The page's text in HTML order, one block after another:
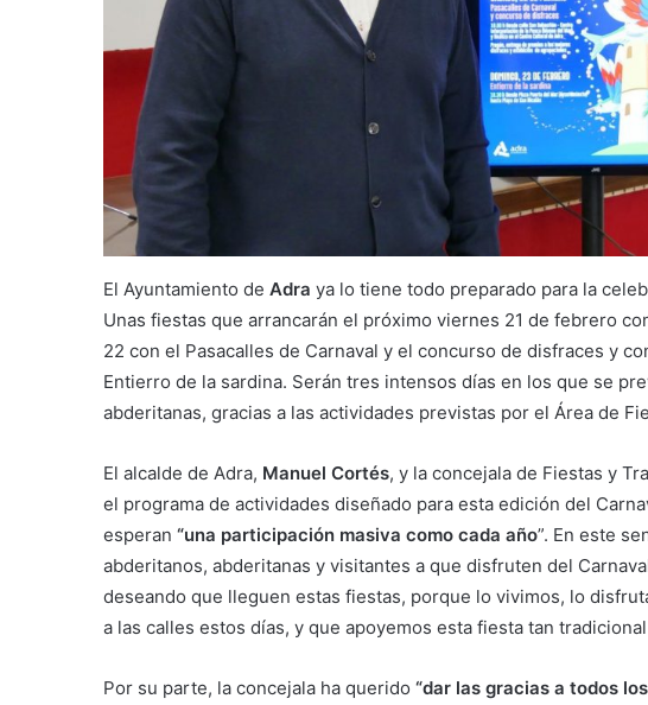
El Ayuntamiento de Adra ya lo tiene todo preparado para la
Unas fiestas que arrancarán el próximo viernes 21 de febrero
22 con el Pasacalles de Carnaval y el concurso de disfraces y
Entierro de la sardina. Serán tres intensos días en los que se
abderitanas, gracias a las actividades previstas por el Área de
El alcalde de Adra, Manuel Cortés, y la concejala de Fiestas y
el programa de actividades diseñado para esta edición del
esperan “una participación masiva como cada año”. En este
abderitanos, abderitanas y visitantes a que disfruten del
deseando que lleguen estas fiestas, porque lo vivimos, lo
a las calles estos días, y que apoyemos esta fiesta tan
Por su parte, la concejala ha querido “dar las gracias a todos